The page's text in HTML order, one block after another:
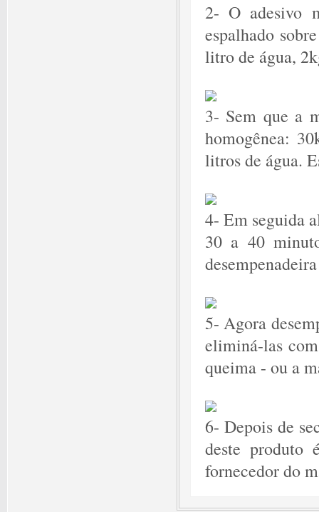
2- O adesivo
espalhado
litro de água,
3- Sem que a
homogênea:
litros de água.
4- Em seguida
30 a 40
5- Agora
eliminá-las
queima - ou a
6- Depois de
deste produto
fornecedor do